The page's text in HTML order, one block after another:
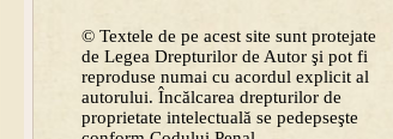
© Textele de pe acest site sunt protejate
de Legea Drepturilor de Autor şi pot fi
reproduse numai cu acordul explicit al
autorului. Încălcarea drepturilor de
proprietate intelectuală se pedepseşte